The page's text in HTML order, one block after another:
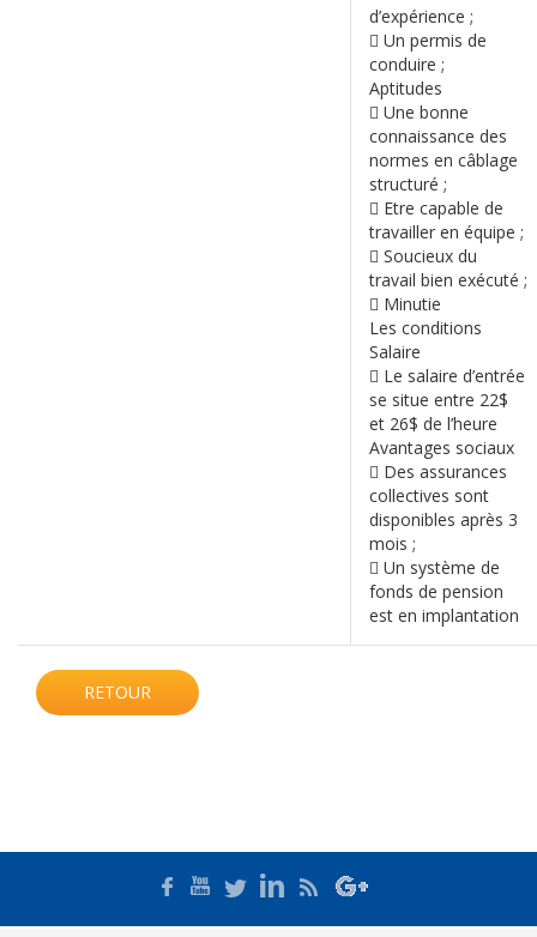
d’expérience ;
 Un permis de
conduire ;
Aptitudes
 Une bonne
connaissance des
normes en câblage
structuré ;
 Etre capable de
travailler en équipe ;
 Soucieux du
travail bien exécuté ;
 Minutie
Les conditions
Salaire
 Le salaire d’entrée
se situe entre 22$
et 26$ de l’heure
Avantages sociaux
 Des assurances
collectives sont
disponibles après 3
mois ;
 Un système de
fonds de pension
est en implantation
RETOUR